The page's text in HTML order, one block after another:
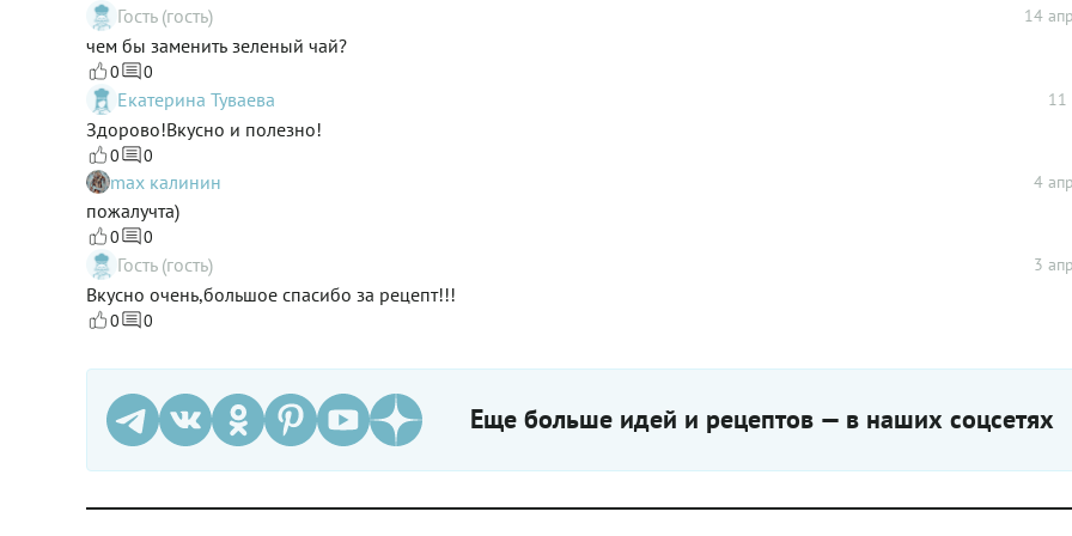
зеленого цвета добавили
шпината. Можете этого не
добавить в коктейль зеленый
краситель, что вы и видите на
натуральный изумрудный
Гость (гость) 14
чем бы заменить зеленый чай?
0 0
Екатерина Туваева 11
Здорово!Вкусно и полезно!
0 0
max калинин 4
пожалучта)
0 0
Гость (гость) 3
Вкусно очень,большое спасибо за рецепт!!!
0 0
Еще больше идей и рецептов — в наших соцсетях